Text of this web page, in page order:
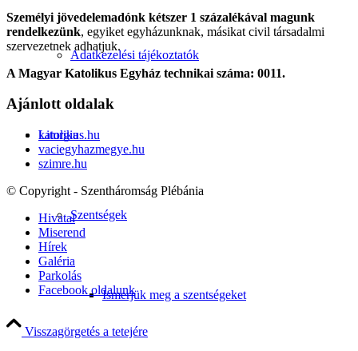
Adatkezelési tájékoztatók
Liturgia
Szentségek
Ismerjük meg a szentségeket
Személyi jövedelemadónk kétszer 1 százalékával magunk
rendelkezünk, egyiket egyházunknak, másikat civil társadalmi
szervezetnek adhatjuk.
A Magyar Katolikus Egyház technikai száma: 0011.
Ajánlott oldalak
katolikus.hu
vaciegyhazmegye.hu
szimre.hu
© Copyright - Szentháromság Plébánia
Hivatal
Miserend
Hírek
Galéria
Parkolás
Facebook oldalunk
Visszagörgetés a tetejére